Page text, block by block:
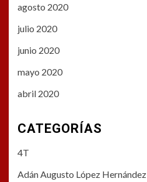
agosto 2020
julio 2020
junio 2020
mayo 2020
abril 2020
CATEGORÍAS
4T
Adán Augusto López Hernández